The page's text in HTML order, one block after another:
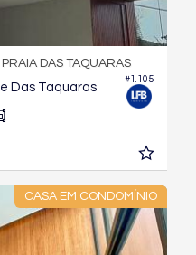
#1.105
PRAIA DAS TAQUARAS
Das Taquaras
CASA EM CONDOMÍNIO